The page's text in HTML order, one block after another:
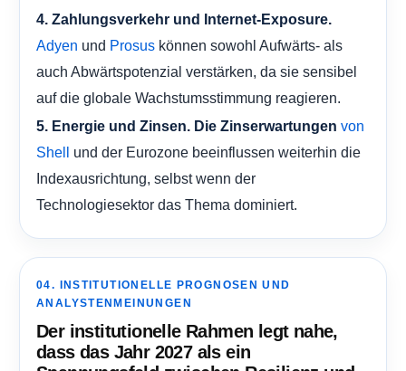
4. Zahlungsverkehr und Internet-Exposure.
Adyen und Prosus können sowohl Aufwärts- als
auch Abwärtspotenzial verstärken, da sie sensibel
auf die globale Wachstumsstimmung reagieren.
5. Energie und Zinsen. Die Zinserwartungen von
Shell
und der Eurozone beeinflussen weiterhin die
Indexausrichtung, selbst wenn der
Technologiesektor das Thema dominiert.
04. INSTITUTIONELLE PROGNOSEN UND
ANALYSTENMEINUNGEN
Der institutionelle Rahmen legt nahe,
dass das Jahr 2027 als ein